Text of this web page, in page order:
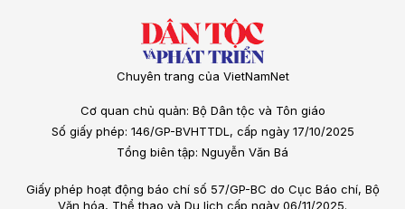
Chuyên trang của VietNamNet
Cơ quan chủ quản: Bộ Dân tộc và Tôn giáo
Số giấy phép: 146/GP-BVHTTDL, cấp ngày 17/10/2025
Tổng biên tập: Nguyễn Văn Bá
Giấy phép hoạt động báo chí số 57/GP-BC do Cục Báo chí, Bộ
Văn hóa, Thể thao và Du lịch cấp ngày 06/11/2025.